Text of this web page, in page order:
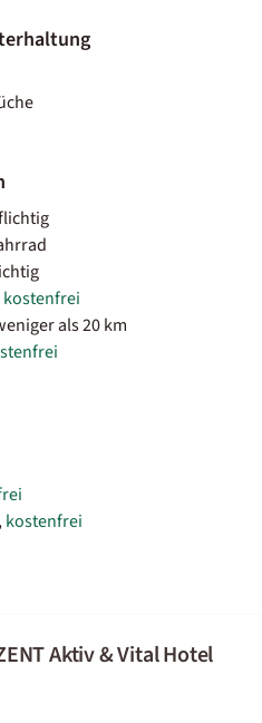
kostenfrei
als 20 km
kostenfrei
Aktiv & Vital Hotel